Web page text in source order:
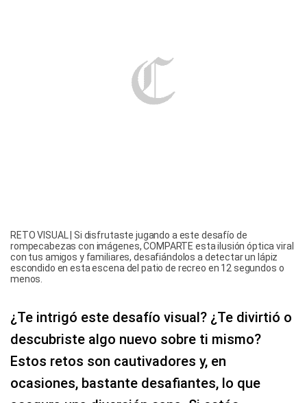
rompecabezas con imágenes, COMPARTE esta ilusión óptica viral
con tus amigos y familiares, desafiándolos a detectar un lápiz
escondido en esta escena del patio de recreo en 12 segundos o
menos.
descubriste algo nuevo sobre ti mismo?
Estos retos son cautivadores y, en
ocasiones, bastante desafiantes, lo que
asegura una diversión sana. Si estás